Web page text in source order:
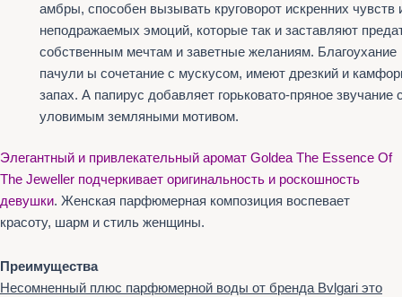
амбры, способен вызывать круговорот искренних чувств
неподражаемых эмоций, которые так и заставляют
собственным мечтам и заветные желаниям. Благоухание
пачули ы сочетание с мускусом, имеют дрезкий и
запах. А папирус добавляет горьковато-пряное звучание
уловимым земляными мотивом.
Элегантный и привлекательный аромат Goldea The Essence Of
The Jeweller подчеркивает оригинальность и роскошность
девушки. Женская парфюмерная композиция воспевает
красоту, шарм и стиль женщины.
Преимущества
Несомненный плюс парфюмерной воды от бренда Bvlgari это